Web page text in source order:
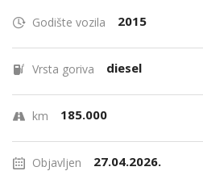
Godište vozila 2015
Vrsta goriva diesel
km 185.000
Objavljen 27.04.2026.